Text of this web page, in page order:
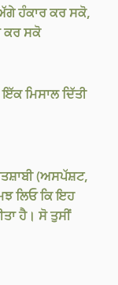
ਹੰਕਾਰ ਕਰ ਸਕੋ,
ਕਰ ਸਕੋ
ਮਿਸਾਲ ਦਿੱਤੀ
(ਅਸਪੱਸ਼ਟ,
ਲਿਓ ਕਿ ਇਹ
ਹੈ। ਸੋ ਤੁਸੀਂ